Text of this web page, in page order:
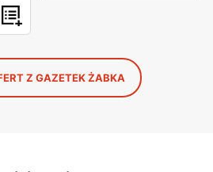
Z GAZETEK ŻABKA